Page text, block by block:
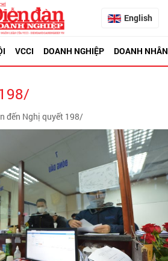
English
VCCI DOANH NGHIỆP DOANH NHÂN
đến Nghị quyết 198/